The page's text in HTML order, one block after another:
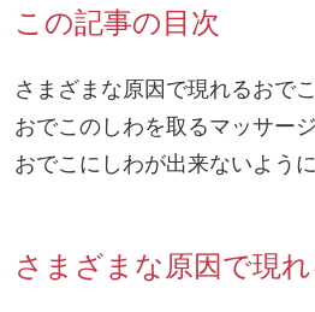
この記事の目次
さまざまな原因で現れるおで
おでこのしわを取るマッサージ
おでこにしわが出来ないように
さまざまな原因で現